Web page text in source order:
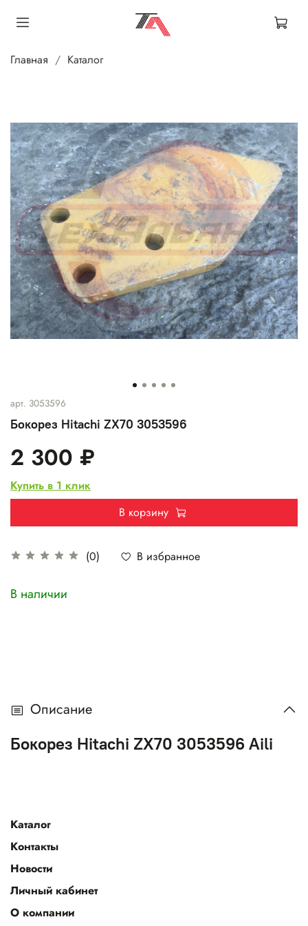
Главная Каталог
арт. 3053596
Бокорез Hitachi ZX70 3053596
(0) В избранное
В наличии
2 300 ₽
Купить в 1 клик
В корзину
Описание
Бокорез Hitachi ZX70 3053596 Aili
Каталог
Контакты
Новости
Личный кабинет
О компании